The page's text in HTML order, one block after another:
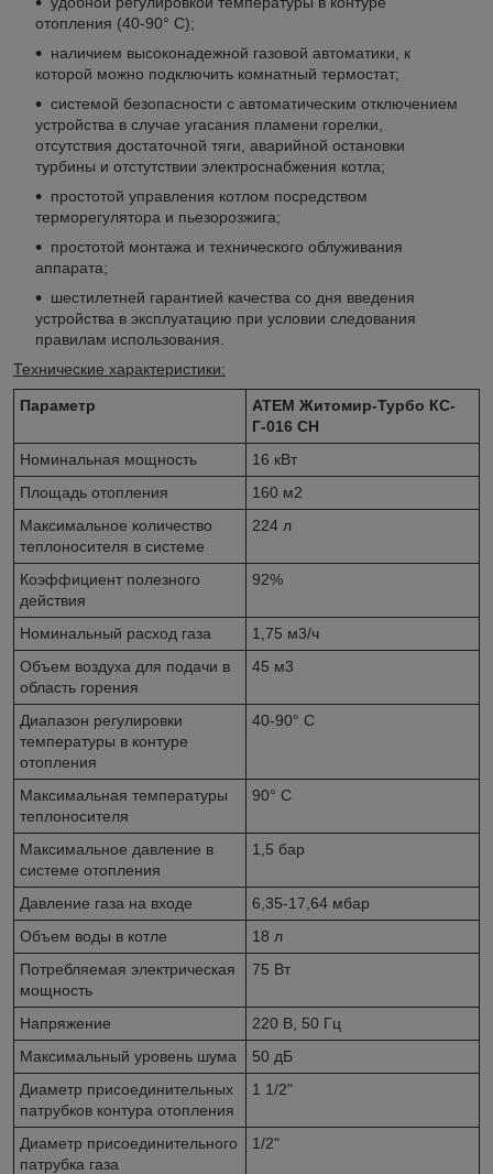
отопления (40-90° С);
наличием высоконадежной газовой автоматики, к
которой можно подключить комнатный термостат;
системой безопасности с автоматическим отключением
устройства в случае угасания пламени горелки,
отсутствия достаточной тяги, аварийной остановки
турбины и отстутствии электроснабжения котла;
простотой управления котлом посредством
терморегулятора и пьезорозжига;
простотой монтажа и технического облуживания
аппарата;
шестилетней гарантией качества со дня введения
устройства в эксплуатацию при условии следования
правилам использования.
Технические характеристики:
Параметр
АТЕМ Житомир-Турбо КС-
Г-016 СН
Номинальная мощность
16 кВт
Площадь отопления
160 м2
Максимальное количество
теплоносителя в системе
224 л
Коэффициент полезного
действия
92%
Номинальный расход газа
1,75 м3/ч
Объем воздуха для подачи в
область горения
45 м3
Диапазон регулировки
температуры в контуре
отопления
40-90° С
Максимальная температуры
теплоносителя
90° С
Максимальное давление в
системе отопления
1,5 бар
Давление газа на входе
6,35-17,64 мбар
Объем воды в котле
18 л
Потребляемая электрическая
мощность
75 Вт
Напряжение
220 В, 50 Гц
Максимальный уровень шума
50 дБ
Диаметр присоединительных
патрубков контура отопления
1 1/2"
Диаметр присоединительного
патрубка газа
1/2"